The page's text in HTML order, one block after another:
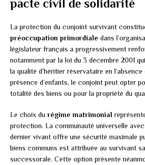
pacte civil de solidarité
La protection du conjoint survivant
préoccupation primordiale dans
législateur français a progressivement
notamment par la loi du 3 décembre 2001
la qualité d’héritier réservataire en
présence d’enfants, le conjoint peut opter
totalité des biens ou pour la propriété du
Le choix du régime matrimonial
protection. La communauté universelle
dernier vivant offre une sécurité maximale
biens communs est attribuée au survivant
successorale. Cette option présente